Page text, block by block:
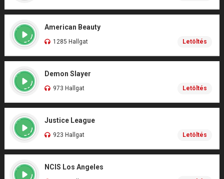
American Beauty
1285 Hallgat Letöltés
Demon Slayer
973 Hallgat Letöltés
Justice League
923 Hallgat Letöltés
NCIS Los Angeles